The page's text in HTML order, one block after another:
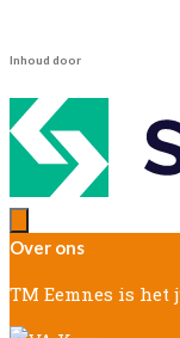
Inhoud door
Over ons
TM Eemnes is